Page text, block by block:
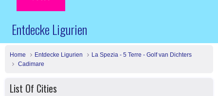
Entdecke Ligurien
Home Entdecke Ligurien
La Spezia - 5 Terre - Golf van Dichters
Cadimare
List Of Cities